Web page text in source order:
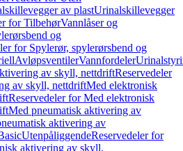
av plastUrinalskillevegger
for TilbehørVannlåser og
og
for Spylerør, spylerørsbend og
AvløpsventilerVannfordeler
av skyll, nettdriftReservedeler
av skyll, nettdriftMed elektronisk
Reservedeler for Med elektronisk
Med pneumatisk aktivering av
aktivering av
UtenpåliggendeReservedeler for
aktivering av skyll,